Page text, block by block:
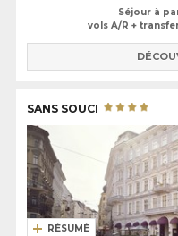
Séjour à
vols A/R +
SANS SOUCI
RÉSUMÉ